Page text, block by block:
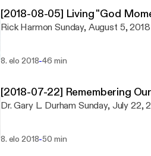
[2018-08-05] Living "God
Rick Harmon Sunday, August 5, 2018
8. elo 2018-46 min
[2018-07-22] Remembering
Dr. Gary L. Durham Sunday, July
8. elo 2018-50 min